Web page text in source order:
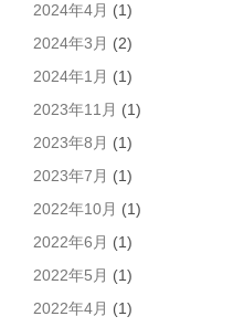
2024年4月 (1)
2024年3月 (2)
2024年1月 (1)
2023年11月 (1)
2023年8月 (1)
2023年7月 (1)
2022年10月 (1)
2022年6月 (1)
2022年5月 (1)
2022年4月 (1)